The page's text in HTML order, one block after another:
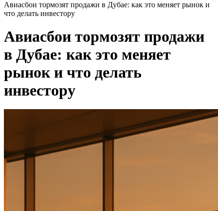
Авиасбои тормозят продажи в Дубае: как это меняет рынок и
что делать инвестору
Авиасбои тормозят продажи
в Дубае: как это меняет
рынок и что делать
инвестору